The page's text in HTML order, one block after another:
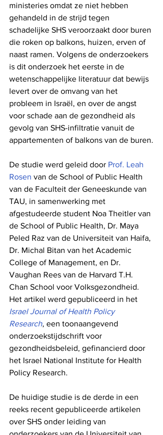
ministeries omdat ze niet hebben
gehandeld in de strijd tegen
schadelijke SHS veroorzaakt door buren
die roken op balkons, huizen, erven of
naast ramen. Volgens de onderzoekers
is dit onderzoek het eerste in de
wetenschappelijke literatuur dat bewijs
levert over de omvang van het
probleem in Israël, en over de angst
voor schade aan de gezondheid als
gevolg van SHS-infiltratie vanuit de
appartementen of balkons van de buren.
De studie werd geleid door Prof. Leah
Rosen van de School of Public Health
van de Faculteit der Geneeskunde van
TAU, in samenwerking met
afgestudeerde student Noa Theitler van
de School of Public Health, Dr. Maya
Peled Raz van de Universiteit van Haifa,
Dr. Michal Bitan van het Academic
College of Management, en Dr.
Vaughan Rees van de Harvard T.H.
Chan School voor Volksgezondheid.
Het artikel werd gepubliceerd in het
Israel Journal of Health Policy
Research, een toonaangevend
onderzoekstijdschrift voor
gezondheidsbeleid, gefinancierd door
het Israel National Institute for Health
Policy Research.
De huidige studie is de derde in een
reeks recent gepubliceerde artikelen
over SHS onder leiding van